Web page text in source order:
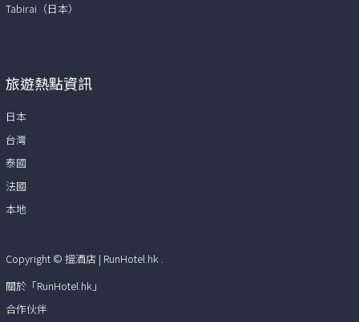
Tabirai（日本）
旅遊熱點資訊
日本
台灣
泰國
法國
本地
Copyright © 搵酒店 | RunHotel.hk .
關於「RunHotel.hk」
合作伙伴